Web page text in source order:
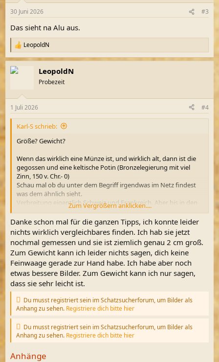
e
:
30 Juni 2026 #3
Das sieht na Alu aus.
R
e
a
k
e
n
LeopoldN
LeopoldN
Probezeit
1 Juli 2026 #4
Karl-S schrieb:
Größe? Gewicht?
Wenn das wirklich eine Münze ist, und wirklich alt, dann ist die
gegossen und eine keltische Potin (Bronzelegierung mit viel
Zinn, 150 v. Chr.- 0)
Schau mal ob du unter dem Begriff irgendwas im Netz findest
was dem ähnlich sieht.
Verbreitung eigentlich Schweiz und Frankreich. Aber bis in den
Bayrischen Wald sicher auch kein Problem.
Alternativ:
Man müste sich mal schlau machen was bei euch in der Gegend
zu der Zeit in Gebrauch war.
In der Zeit davor wurden die ganzen Mazedonischen Münzen
kopiert und abstrahiert.
Zum Vergrößern anklicken....
Danke schon mal für die ganzen Tipps, ich konnte leider
nichts wirklich vergleichbares finden. Ich hab sie jetzt
nochmal gemessen und sie ist ziemlich genau 2 cm groß.
Zum Gewicht kann ich leider nichts sagen, dich keine
Feinwaage gerade zur Hand habe. Ich habe aber noch
etwas bessere Bilder. Zum Gewicht kann ich nur sagen,
dass sie sehr leicht ist.
Du musst registriert sein im Schatzsucherforum, um Bilder als
Anhang zu sehen. Registriere dich bitte hier
Du musst registriert sein im Schatzsucherforum, um Bilder als
Anhang zu sehen. Registriere dich bitte hier
Anhänge